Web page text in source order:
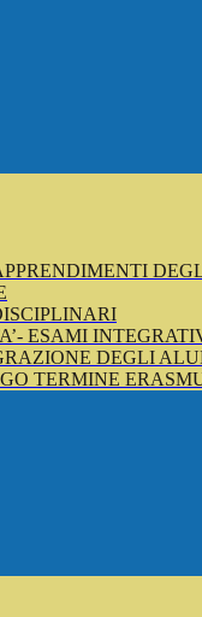
ESAMI
DEGLI
TERMINE